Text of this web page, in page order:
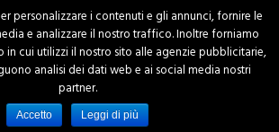
personalizzare i contenuti e gli annunci, fornire le
e analizzare il nostro traffico. Inoltre forniamo
cui utilizzi il nostro sito alle agenzie pubblicitarie,
analisi dei dati web e ai social media nostri
partner.
Accetto Leggi di più